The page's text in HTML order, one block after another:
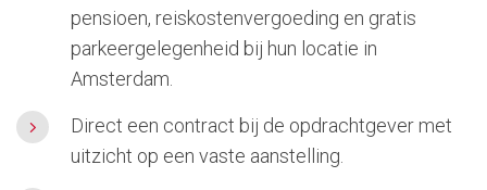
pensioen, reiskostenvergoeding en gratis
parkeergelegenheid bij hun locatie in
Amsterdam.
Direct een contract bij de opdrachtgever met
uitzicht op een vaste aanstelling.